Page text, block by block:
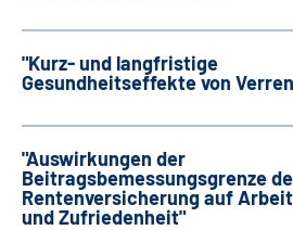
"Kurz- und langfristige
Gesundheitseffekte von
"Auswirkungen der
Beitragsbemessungsgrenze
Rentenversicherung auf
und Zufriedenheit"